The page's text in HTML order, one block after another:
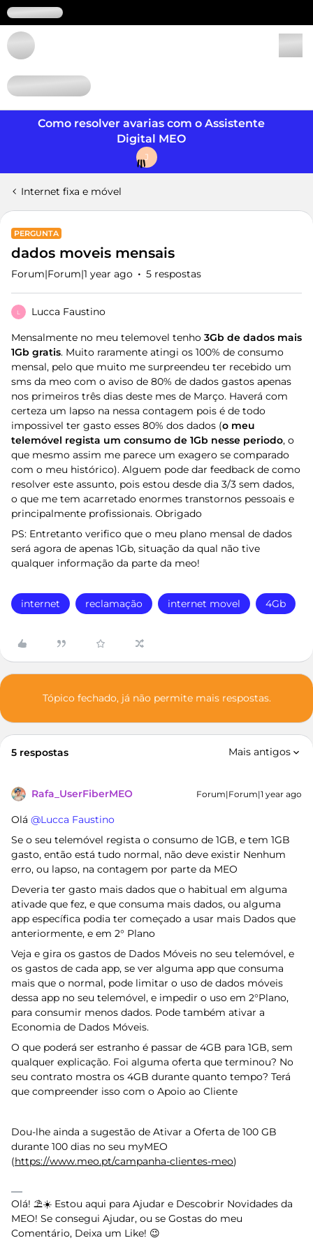
Como resolver avarias com o Assistente
Digital MEO
J
Internet fixa e móvel
PERGUNTA
dados moveis mensais
Forum|Forum|1 year ago 5 respostas
L Lucca Faustino
Mensalmente no meu telemovel tenho 3Gb de dados mais
1Gb gratis. Muito raramente atingi os 100% de consumo
mensal, pelo que muito me surpreendeu ter recebido um
sms da meo com o aviso de 80% de dados gastos apenas
nos primeiros três dias deste mes de Março. Haverá com
certeza um lapso na nessa contagem pois é de todo
impossivel ter gasto esses 80% dos dados (o meu
telemóvel regista um consumo de 1Gb nesse periodo, o
que mesmo assim me parece um exagero se comparado
com o meu histórico). Alguem pode dar feedback de como
resolver este assunto, pois estou desde dia 3/3 sem dados,
o que me tem acarretado enormes transtornos pessoais e
principalmente profissionais. Obrigado
PS: Entretanto verifico que o meu plano mensal de dados
será agora de apenas 1Gb, situação da qual não tive
qualquer informação da parte da meo!
internet reclamação internet movel 4Gb
Tópico fechado, já não permite mais respostas.
5 respostas Mais antigos
Rafa_UserFiberMEO Forum|Forum|1 year ago
Olá ​ @Lucca Faustino
Se o seu telemóvel regista o consumo de 1GB, e tem 1GB
gasto, então está tudo normal, não deve existir Nenhum
erro, ou lapso, na contagem por parte da MEO
Deveria ter gasto mais dados que o habitual em alguma
ativade que fez, e que consuma mais dados, ou alguma
app específica podia ter começado a usar mais Dados que
anteriormente, e em 2° Plano
Veja e gira os gastos de Dados Móveis no seu telemóvel, e
os gastos de cada app, se ver alguma app que consuma
mais que o normal, pode limitar o uso de dados móveis
dessa app no seu telemóvel, e impedir o uso em 2°Plano,
para consumir menos dados. Pode também ativar a
Economia de Dados Móveis.
O que poderá ser estranho é passar de 4GB para 1GB, sem
qualquer explicação. Foi alguma oferta que terminou? No
seu contrato mostra os 4GB durante quanto tempo? Terá
que compreender isso com o Apoio ao Cliente
Dou-lhe ainda a sugestão de Ativar a Oferta de 100 GB
durante 100 dias no seu myMEO
(https://www.meo.pt/campanha-clientes-meo)
Olá! ⛱️☀️ Estou aqui para Ajudar e Descobrir Novidades da
MEO! Se consegui Ajudar, ou se Gostas do meu
Comentário, Deixa um Like! 😉